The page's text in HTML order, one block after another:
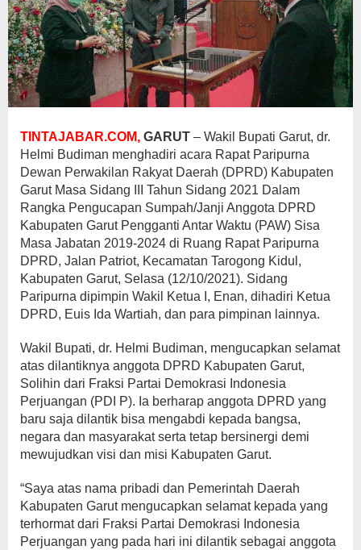
TINTAJABAR.COM, GARUT – Wakil Bupati Garut, dr.
Helmi Budiman menghadiri acara Rapat Paripurna
Dewan Perwakilan Rakyat Daerah (DPRD) Kabupaten
Garut Masa Sidang III Tahun Sidang 2021 Dalam
Rangka Pengucapan Sumpah/Janji Anggota DPRD
Kabupaten Garut Pengganti Antar Waktu (PAW) Sisa
Masa Jabatan 2019-2024 di Ruang Rapat Paripurna
DPRD, Jalan Patriot, Kecamatan Tarogong Kidul,
Kabupaten Garut, Selasa (12/10/2021). Sidang
Paripurna dipimpin Wakil Ketua I, Enan, dihadiri Ketua
DPRD, Euis Ida Wartiah, dan para pimpinan lainnya.
Wakil Bupati, dr. Helmi Budiman, mengucapkan selamat
atas dilantiknya anggota DPRD Kabupaten Garut,
Solihin dari Fraksi Partai Demokrasi Indonesia
Perjuangan (PDI P). Ia berharap anggota DPRD yang
baru saja dilantik bisa mengabdi kepada bangsa,
negara dan masyarakat serta tetap bersinergi demi
mewujudkan visi dan misi Kabupaten Garut.
“Saya atas nama pribadi dan Pemerintah Daerah
Kabupaten Garut mengucapkan selamat kepada yang
terhormat dari Fraksi Partai Demokrasi Indonesia
Perjuangan yang pada hari ini dilantik sebagai anggota